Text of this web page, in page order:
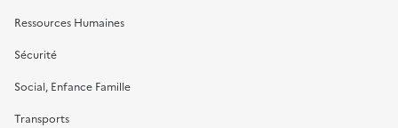
Ressources Humaines
Sécurité
Social, Enfance Famille
Transports